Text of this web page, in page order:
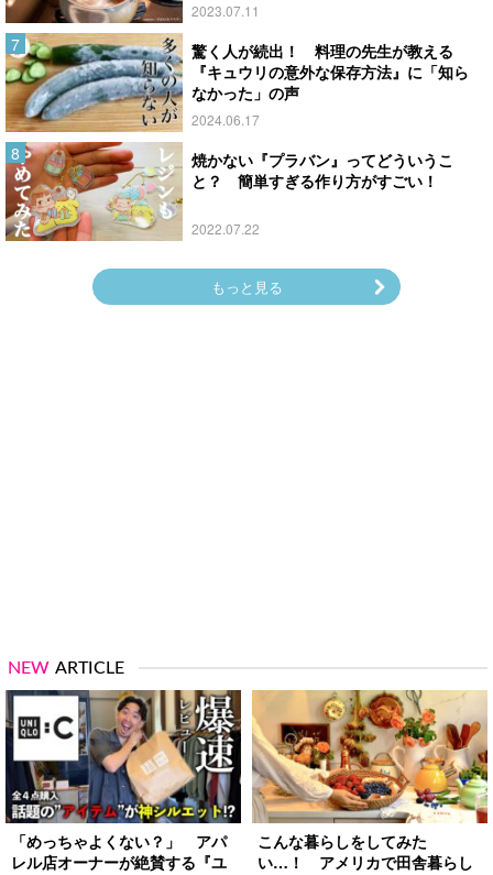
2023.07.11
驚く人が続出！ 料理の先生が教える
『キュウリの意外な保存方法』に「知ら
なかった」の声
2024.06.17
焼かない『プラバン』ってどういうこ
と？ 簡単すぎる作り方がすごい！
2022.07.22
もっと見る
NEW ARTICLE
「めっちゃよくない？」 アパ
レル店オーナーが絶賛する『ユ
こんな暮らしをしてみた
い…！ アメリカで田舎暮らし